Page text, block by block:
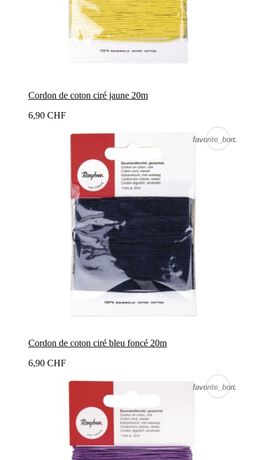
Cordon de coton ciré jaune 20m
6,90 CHF
favorite_border
favorite_border
Cordon de coton ciré bleu foncé 20m
6,90 CHF
favorite_border
favorite_border